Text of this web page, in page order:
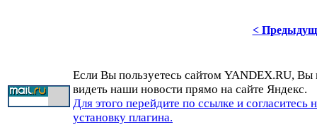
<
Если Вы пользуетесь сайтом YANDEX.RU, Вы
видеть наши новости прямо на сайте Яндекс.
Для этого перейдите по ссылке и согласитесь
установку плагина.